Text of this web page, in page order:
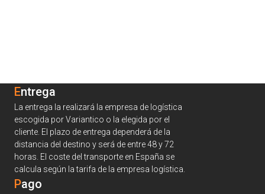
Entrega
La entrega la realizará la empresa de logística
escogida por Variantico o la elegida por el
cliente. El plazo de entrega dependerá de la
distancia del destino y será de entre 48 y 72
horas. El coste del transporte en España se
calcula según la tarifa de la empresa logística.
Pago